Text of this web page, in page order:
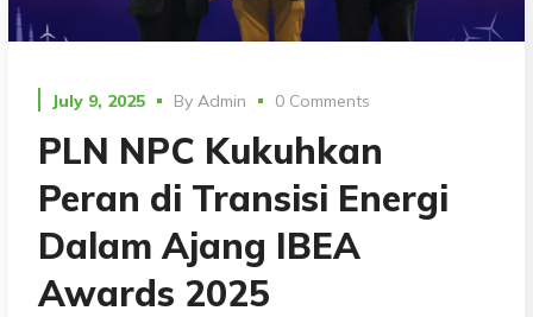
July 9, 2025 By Admin 0 Comments
PLN NPC Kukuhkan
Peran di Transisi Energi
Dalam Ajang IBEA
Awards 2025